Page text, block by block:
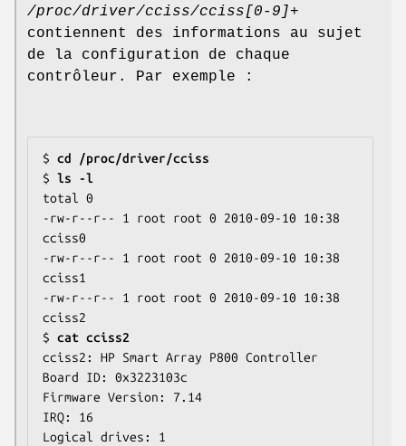
/proc/driver/cciss/cciss[0-9]+
contiennent des informations au sujet
de la configuration de chaque
contrôleur. Par exemple :
$ cd /proc/driver/cciss
$ ls -l
total 0
-rw-r--r-- 1 root root 0 2010-09-10 10:38
cciss0
-rw-r--r-- 1 root root 0 2010-09-10 10:38
cciss1
-rw-r--r-- 1 root root 0 2010-09-10 10:38
cciss2
$ cat cciss2
cciss2: HP Smart Array P800 Controller
Board ID: 0x3223103c
Firmware Version: 7.14
IRQ: 16
Logical drives: 1